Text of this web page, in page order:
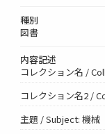
種別
図書
内容記述
コレクション名 /
コレクション名2 /
主題 / Subject: 機械